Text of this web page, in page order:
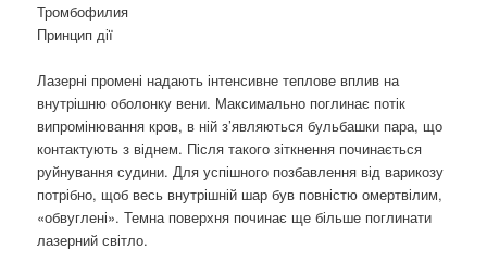
Тромбофилия
Принцип дії
Лазерні промені надають інтенсивне теплове вплив на
внутрішню оболонку вени. Максимально поглинає потік
випромінювання кров, в ній з’являються бульбашки пара, що
контактують з віднем. Після такого зіткнення починається
руйнування судини. Для успішного позбавлення від варикозу
потрібно, щоб весь внутрішній шар був повністю омертвілим,
«обвуглені». Темна поверхня починає ще більше поглинати
лазерний світло.